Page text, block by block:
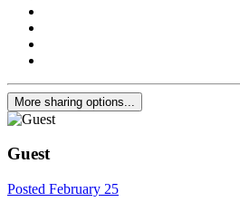
More sharing options...
Guest
Posted February 25